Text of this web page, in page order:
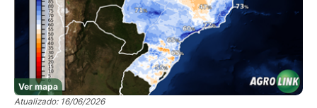
Ver mapa
Atualizado: 16/06/2026